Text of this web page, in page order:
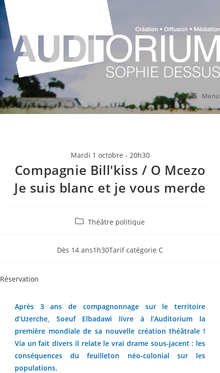
Menu
Mardi 1 octobre - 20h30
Compagnie Bill'kiss / O Mcezo
Je suis blanc et je vous merde
Théâtre politique
Dès 14 ans1h30Tarif catégorie C
Réservation
Après 3 ans de compagnonnage sur le territoire
d’Uzerche, Soeuf Elbadawi livre à l’Auditorium la
première mondiale de sa nouvelle création théâtrale !
Via un fait divers il relate le vrai drame sous-jacent : les
conséquences du feuilleton néo-colonial sur les
populations.